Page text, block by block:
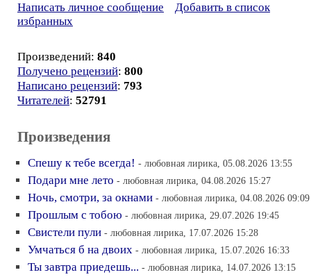
Написать личное сообщение
Добавить в список
избранных
Произведений: 840
Получено рецензий: 800
Написано рецензий: 793
Читателей: 52791
Произведения
Спешу к тебе всегда! - любовная лирика, 05.08.2026 13:55
Подари мне лето - любовная лирика, 04.08.2026 15:27
Ночь, смотри, за окнами - любовная лирика, 04.08.2026 09:09
Прошлым с тобою - любовная лирика, 29.07.2026 19:45
Свистели пули - любовная лирика, 17.07.2026 15:28
Умчаться б на двоих - любовная лирика, 15.07.2026 16:33
Ты завтра приедешь... - любовная лирика, 14.07.2026 13:15